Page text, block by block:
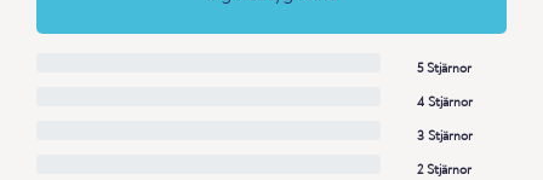
5 Stjärnor
4 Stjärnor
3 Stjärnor
2 Stjärnor